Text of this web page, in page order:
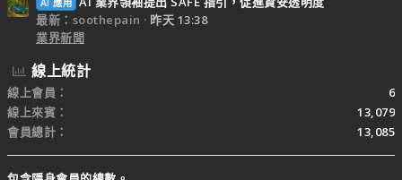
AI 應用
最新：soothepain
昨天 13:38
業界新聞
線上統計
線上會員
6
線上來賓
13,079
會員總計
13,085